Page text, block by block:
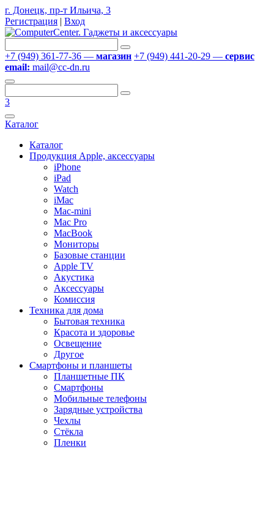
г. Донецк, пр-т Ильича, 3
Регистрация | Вход
+7 (949) 361-77-36 — магазин +7 (949) 441-20-29 — сервис
email: mail@cc-dn.ru
3
Каталог
Каталог
Продукция Apple, аксессуары
iPhone
iPad
Watch
iMac
Mac-mini
Mac Pro
MacBook
Мониторы
Базовые станции
Apple TV
Акустика
Аксессуары
Комиссия
Техника для дома
Бытовая техника
Красота и здоровье
Освещение
Другое
Смартфоны и планшеты
Планшетные ПК
Смартфоны
Мобильные телефоны
Зарядные устройства
Чехлы
Стёкла
Пленки